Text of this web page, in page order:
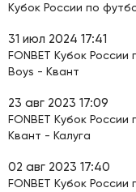
Кубок России по
31 июл 2024 17:41
FONBET Кубок
Boys - Квант
23 авг 2023 17:09
FONBET Кубок
Квант - Калуга
02 авг 2023 17:40
FONBET Кубок